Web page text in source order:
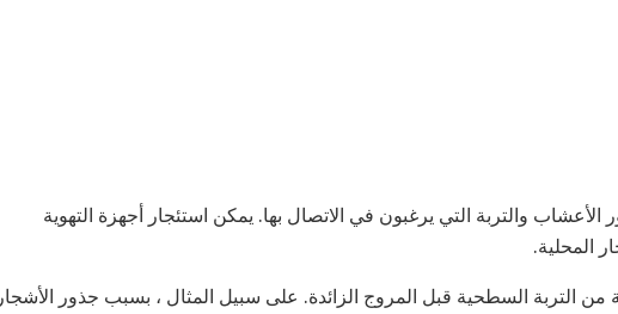
والتربة التي يرغبون في الاتصال بها. يمكن استئجار أجهزة التهوية
المحلية.
من التربة السطحية قبل المروج الزائدة. على سبيل المثال ، بسبب جذور الأشجار